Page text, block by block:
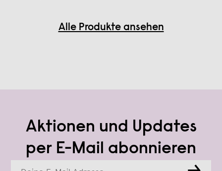
Alle Produkte ansehen
Aktionen und Updates
per E-Mail abonnieren